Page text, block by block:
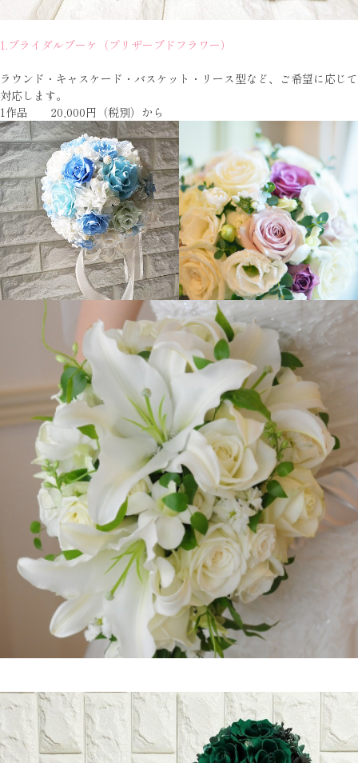
1.ブライダルブーケ（プリザーブドフラワー）
ラウンド・キャスケード・バスケット・リース型など、ご希望に応じて
対応します。
1作品 20,000円（税別）から